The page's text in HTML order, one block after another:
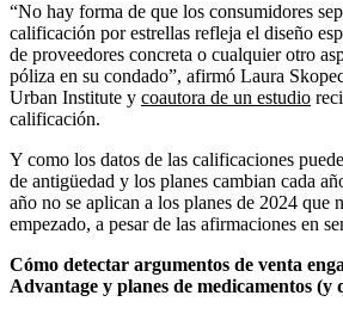
“No hay forma de que los consumidores
calificación por estrellas refleja el diseño
de proveedores concreta o cualquier otro
póliza en su condado”, afirmó Laura
Urban Institute y coautora de un estudio
calificación.
Y como los datos de las calificaciones
de antigüedad y los planes cambian cada
año no se aplican a los planes de 2024 que
empezado, a pesar de las afirmaciones en
Cómo detectar argumentos de venta
Advantage y planes de medicamentos (y